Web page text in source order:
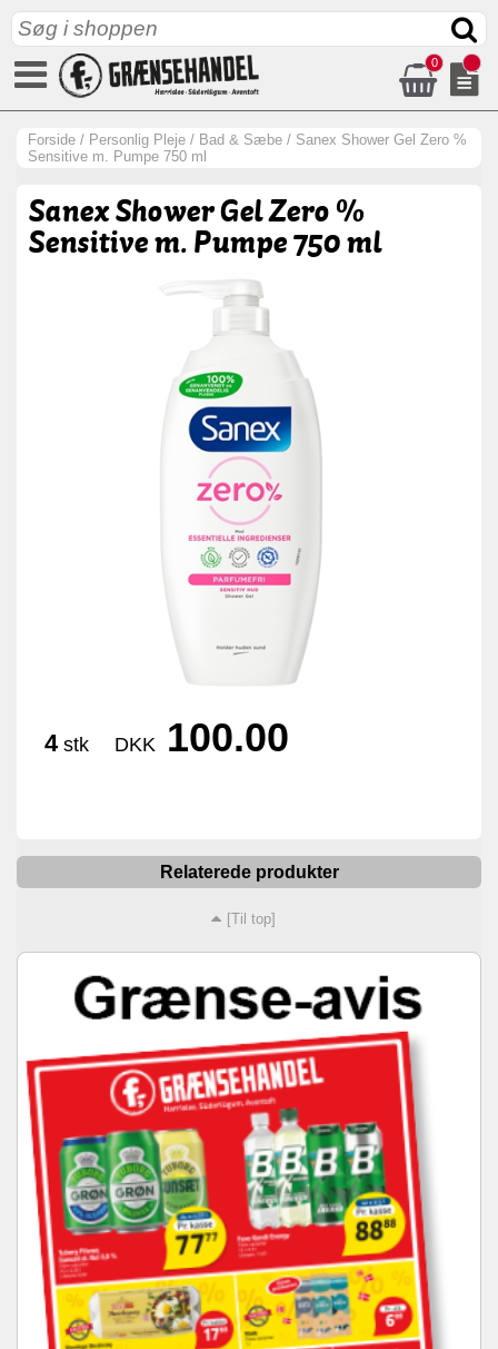
0
Forside / Personlig Pleje / Bad & Sæbe / Sanex Shower Gel Zero %
Sensitive m. Pumpe 750 ml
Sanex Shower Gel Zero %
Sensitive m. Pumpe 750 ml
4stk DKK 100.00
Relaterede produkter
[Til top]